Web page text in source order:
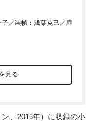
／装幀：浅葉克己／扉
見る
、2016年）に収録の小